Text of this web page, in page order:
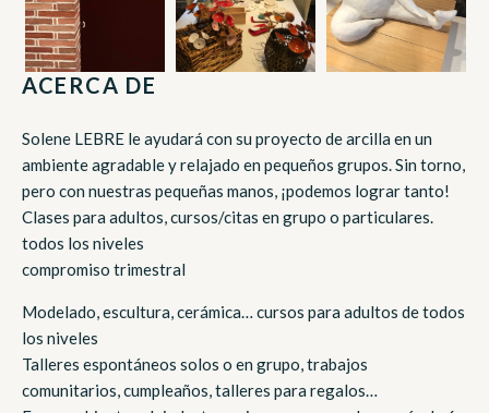
ACERCA DE
Solene LEBRE le ayudará con su proyecto de arcilla en un
ambiente agradable y relajado en pequeños grupos. Sin torno,
pero con nuestras pequeñas manos, ¡podemos lograr tanto!
Clases para adultos, cursos/citas en grupo o particulares.
todos los niveles
compromiso trimestral
Modelado, escultura, cerámica… cursos para adultos de todos
los niveles
Talleres espontáneos solos o en grupo, trabajos
comunitarios, cumpleaños, talleres para regalos…